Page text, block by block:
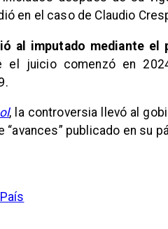
en el caso de Claudio
al imputado mediante
el juicio comenzó en
, la controversia llevó al
“avances” publicado en su